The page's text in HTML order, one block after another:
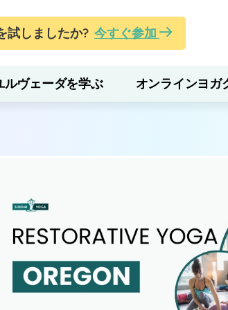
試しましたか? 今すぐ参加
ルヴェーダを学ぶ オンラインヨガ